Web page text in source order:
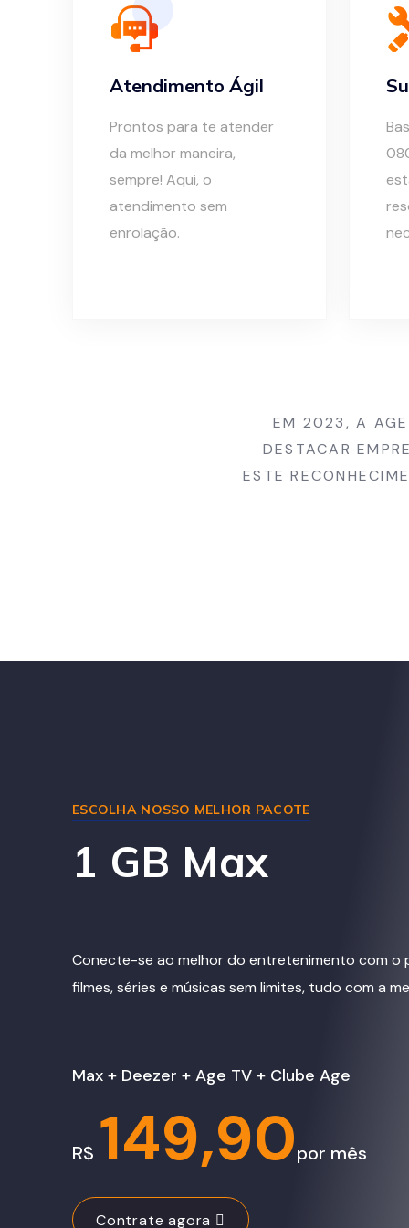
Atendimento Ágil
Prontos para te atender
da melhor maneira,
sempre! Aqui, o
atendimento sem
enrolação.
EM 2023, A AGE
DESTACAR
ESTE
ESCOLHA NOSSO MELHOR PACOTE
1 GB Max
Conecte-se ao melhor do entretenimento com o
filmes, séries e músicas sem limites, tudo com a
Max + Deezer + Age TV + Clube Age
R$ 149,90por mês
Contrate agora